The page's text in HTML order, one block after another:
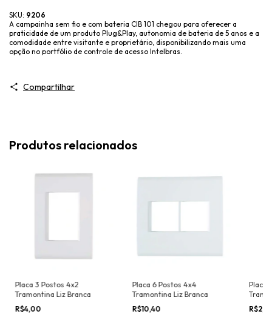
SKU: 9206
A campainha sem fio e com bateria CIB 101 chegou para oferecer a
praticidade de um produto Plug&Play, autonomia de bateria de 5 anos e a
comodidade entre visitante e proprietário, disponibilizando mais uma
opção no portfólio de controle de acesso Intelbras.
Compartilhar
Produtos relacionados
Placa 3 Postos 4x2
Tramontina Liz Branca
R$4,00
Placa 6 Postos 4x4
Tramontina Liz Branca
R$10,40
Placa